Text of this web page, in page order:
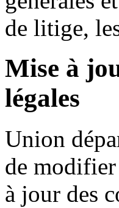
de litige,
Mise à
légales
Union
de modifier
à jour des